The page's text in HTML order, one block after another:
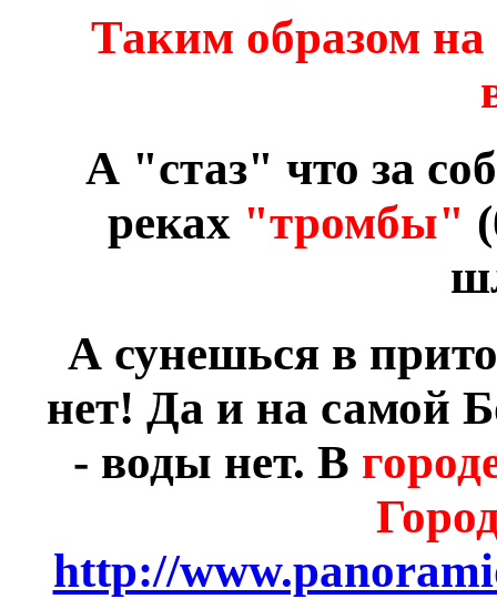
Таким образом
А "стаз" что за
реках "тромбы"
А сунешься в
нет! Да и на самой
- воды нет. В
http://